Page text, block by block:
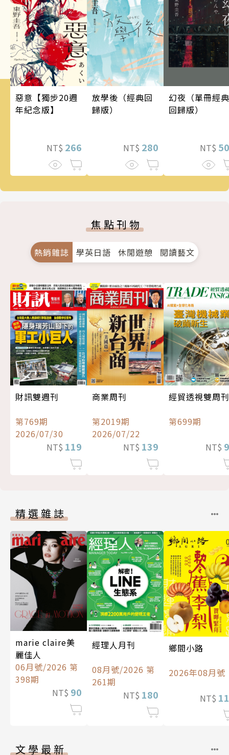
惡意【獨步20週
年紀念版】
NT$ 266
放學後（經典回
歸版）
NT$ 280
幻夜（單冊經典
回歸版）
NT$
焦點刊物
熱銷雜誌 學英日語 休閒遊憩 閱讀藝文
財訊雙週刊
第769期
2026/07/30
NT$ 119
商業周刊
第2019期
2026/07/22
NT$ 139
經貿透視雙周刊
第699期
NT$
精選雜誌
marie claire美
麗佳人
06月號/2026 第
398期
NT$ 90
經理人月刊
08月號/2026 第
261期
NT$ 180
鄉間小路
2026年08月號
NT$
文學最新